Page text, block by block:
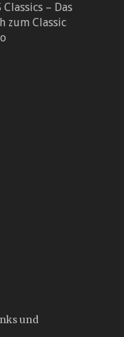
– Das
zum Classic
und